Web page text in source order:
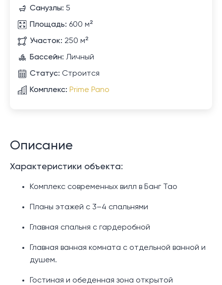
Санузлы: 5
Площадь: 600 м²
Участок: 250 м²
Бассейн: Личный
Статус: Строится
Комплекс: Prime Pano
Описание
Характеристики объекта:
Комплекс современных вилл в Банг Тао
Планы этажей с 3–4 спальнями
Главная спальня с гардеробной
Главная ванная комната с отдельной ванной и
душем.
Гостиная и обеденная зона открытой